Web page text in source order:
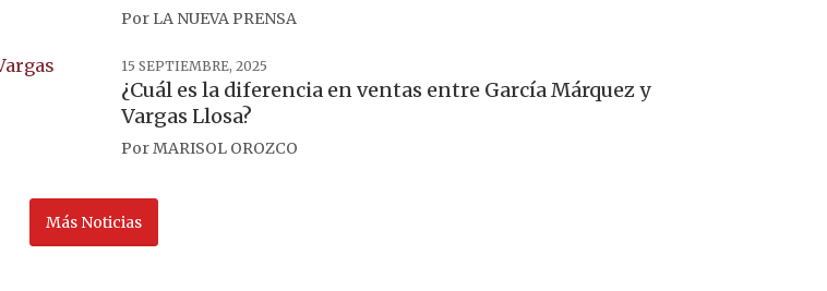
Por LA NUEVA PRENSA
15 SEPTIEMBRE, 2025
¿Cuál es la diferencia en ventas entre García Márquez y
Vargas Llosa?
PorMARISOL OROZCO
Más Noticias